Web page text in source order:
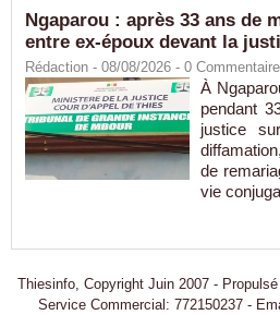
Ngaparou : après 33 ans de
entre ex-époux devant la
Rédaction - 08/08/2026 - 0 Commentaire
À
pendant
justice
de
vie
Thiesinfo, Copyright Juin 2007 -
Service Commercial: 772150237 -